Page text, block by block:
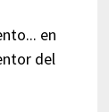
en
del